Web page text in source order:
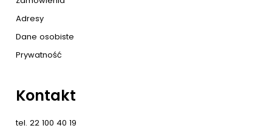
Adresy
Dane osobiste
Prywatność
Kontakt
tel. 22 100 40 19